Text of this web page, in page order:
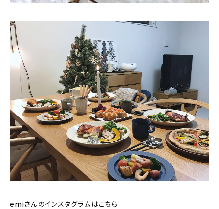
emiさんのインスタグラムはこちら